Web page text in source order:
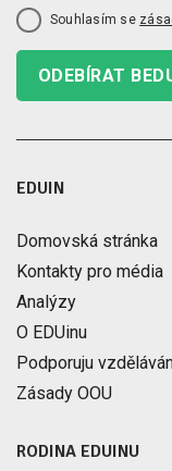
Souhlasím se
ODEBÍRAT
EDUIN
Domovská stránka
Kontakty pro média
Analýzy
O EDUinu
Podporuju
Zásady OOU
RODINA EDUINU